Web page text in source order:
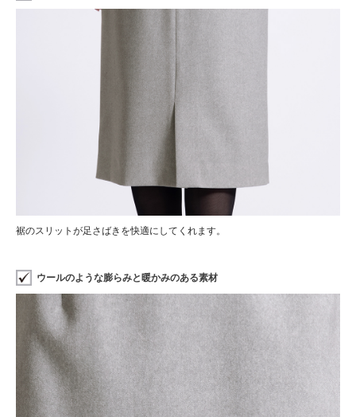
裾のスリットが足さばきを快適にしてくれます。
ウールのような膨らみと暖かみのある素材